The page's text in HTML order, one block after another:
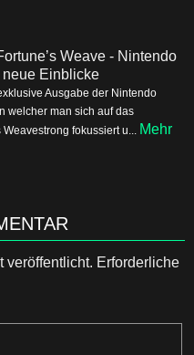
Weave - Nintendo
neue Einblicke
Ausgabe der Nintendo
welcher man sich auf das
fokussiert u... Mehr
veröffentlicht. Erforderliche